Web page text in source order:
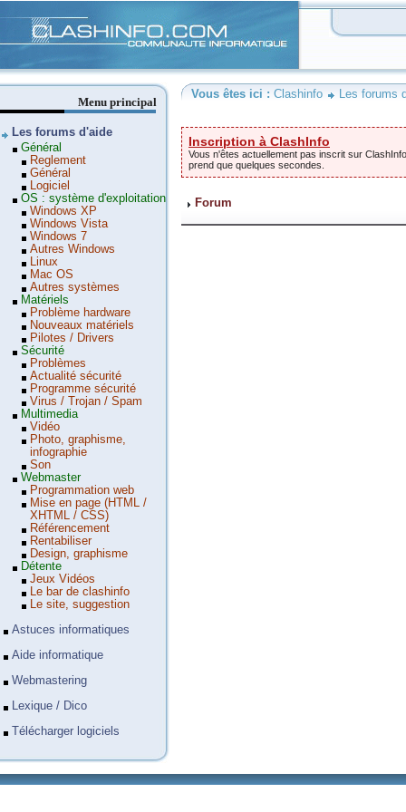
Vous êtes ici : Clashinfo Les forums
Inscription à ClashInfo
Vous n'êtes actuellement pas inscrit sur
prend que quelques secondes.
Forum
Menu principal
Les forums d'aide
Général
Reglement
Général
Logiciel
OS : système d'exploitation
Windows XP
Windows Vista
Windows 7
Autres Windows
Linux
Mac OS
Autres systèmes
Matériels
Problème hardware
Nouveaux matériels
Pilotes / Drivers
Sécurité
Problèmes
Actualité sécurité
Programme sécurité
Virus / Trojan / Spam
Multimedia
Vidéo
Photo, graphisme,
infographie
Son
Webmaster
Programmation web
Mise en page (HTML /
XHTML / CSS)
Référencement
Rentabiliser
Design, graphisme
Détente
Jeux Vidéos
Le bar de clashinfo
Le site, suggestion
Astuces informatiques
Aide informatique
Webmastering
Lexique / Dico
Télécharger logiciels